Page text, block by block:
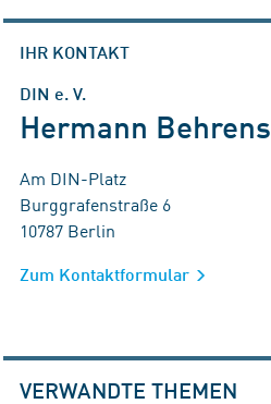
IHR KONTAKT
DIN e. V.
Hermann Behrens
Am DIN-Platz
Burggrafenstraße 6
10787 Berlin
Zum Kontaktformular
VERWANDTE THEMEN